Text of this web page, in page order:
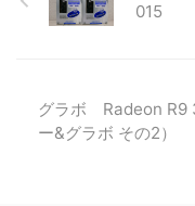
015
グラボ Radeon R9
ー&グラボ その2）